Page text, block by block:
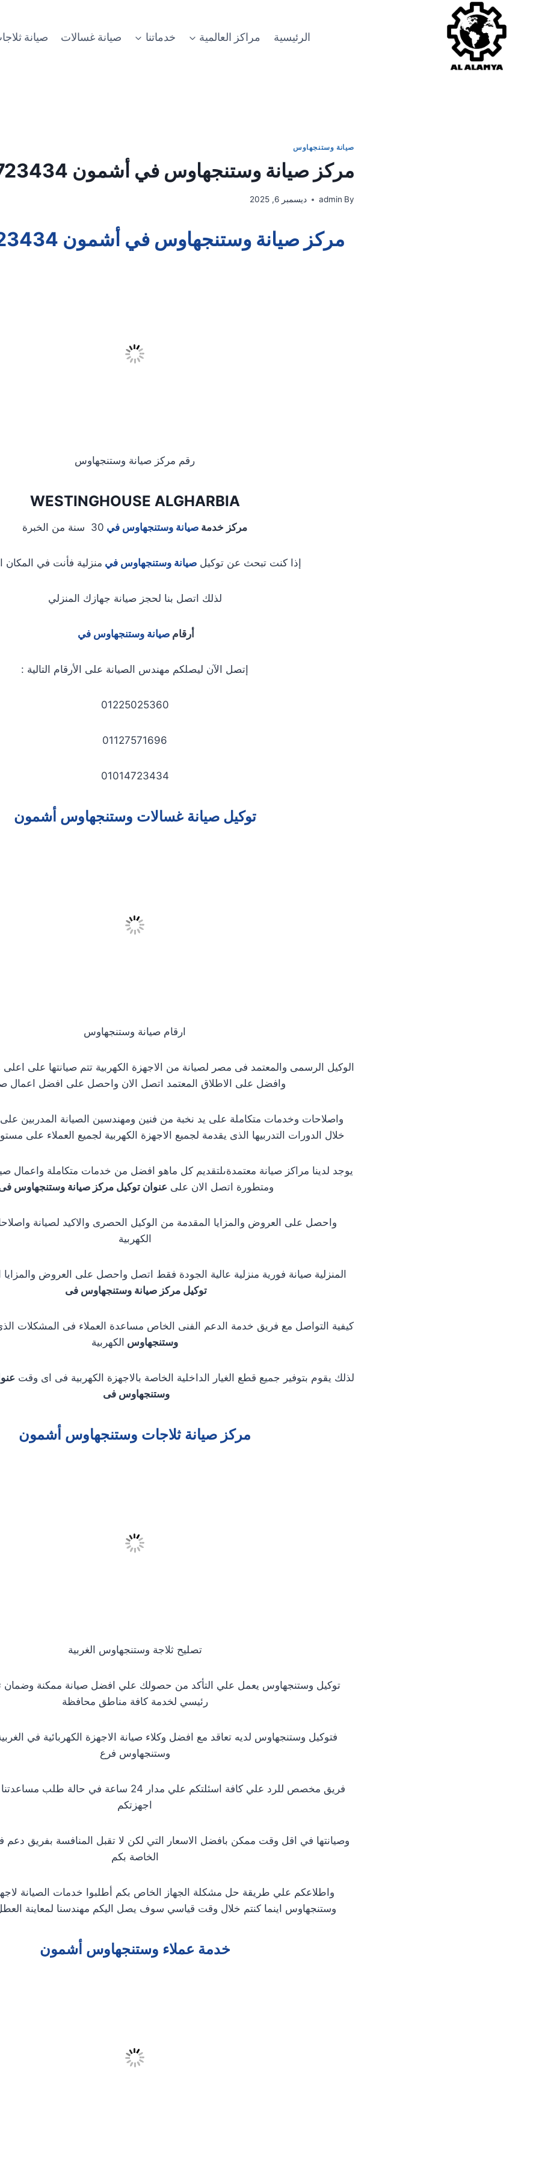
الرئيسية مراكز العالمية خدماتنا صيانة غسالات صيانة
صيانة وستنجهاوس
مركز صيانة وستنجهاوس في أشمون 01014723434
By
admin ديسمبر 6, 2025
مركز صيانة وستنجهاوس في أشمون 01014723434
رقم مركز صيانة وستنجهاوس
WESTINGHOUSE ALGHARBIA
مركز خدمة صيانة وستنجهاوس في 30 سنة من الخبرة
إذا كنت تبحث عن توكيلصيانة وستنجهاوس في منزلية فأنت في المكان
لذلك اتصل بنا لحجز صيانة جهازك المنزلي
أرقام صيانة وستنجهاوس في
إتصل الآن ليصلكم مهندس الصيانة على الأرقام التالية :
01225025360
01127571696
01014723434
توكيل صيانة غسالات وستنجهاوس أشمون
ارقام صيانة وستنجهاوس
الوكيل الرسمى والمعتمد فى مصر لصيانة من الاجهزة الكهربية تتم صيانتها على
وافضل على الاطلاق المعتمد اتصل الان واحصل على افضل اعمال
واصلاحات وخدمات متكاملة على يد نخبة من فنين ومهندسين الصيانة المدربين
خلال الدورات التدربيها الذى يقدمة لجميع الاجهزة الكهربية لجميع العملاء على
يوجد لدينا مراكز صيانة معتمدةىلتقديم كل ماهو افضل من خدمات متكاملة واعمال
ومتطورة اتصل الان على عنوان توكيل مركز صيانة وستنجهاوس
واحصل على العروض والمزايا المقدمة من الوكيل الحصرى والاكيد لصيانة
الكهربية
المنزلية صيانة فورية منزلية عالية الجودة فقط اتصل واحصل على العروض
توكيل مركز صيانة وستنجهاوس فى
كيفية التواصل مع فريق خدمة الدعم الفنى الخاص مساعدة العملاء فى المشكلات
وستنجهاوس الكهربية
لذلك يقوم بتوفير جميع قطع الغيار الداخلية الخاصة بالاجهزة الكهربية فى اى وقت
وستنجهاوس فى
مركز صيانة ثلاجات وستنجهاوس أشمون
تصليح ثلاجة وستنجهاوس الغربية
توكيل وستنجهاوس يعمل علي التأكد من حصولك علي افضل صيانة ممكنة وضمان
رئيسي لخدمة كافة مناطق محافظة
فتوكيل وستنجهاوس لديه تعاقد مع افضل وكلاء صيانة الاجهزة الكهربائية في
وستنجهاوس فرع
فريق مخصص للرد علي كافة اسئلتكم علي مدار 24 ساعة في
اجهزتكم
وصيانتها في اقل وقت ممكن بافضل الاسعار التي لكن لا تقبل المنافسة بفريق دعم
الخاصة بكم
واطلاعكم علي طريقة حل مشكلة الجهاز الخاص بكم أطلبوا خدمات الصيانة
وستنجهاوس اينما كنتم خلال وقت قياسي سوف يصل اليكم مهندسنا لمعاينة
خدمة عملاء وستنجهاوس أشمون